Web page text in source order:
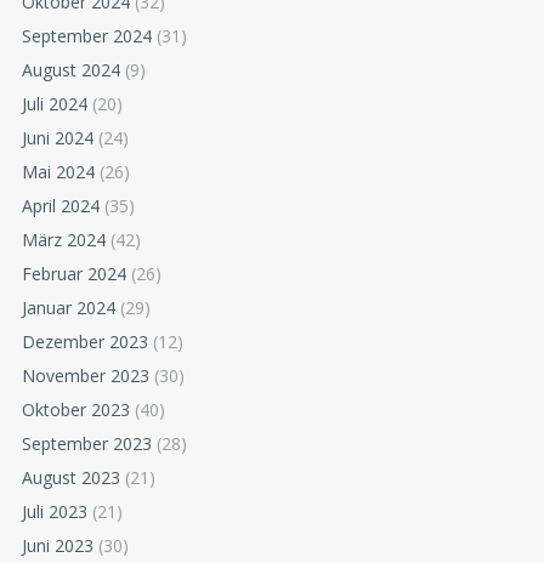
September 2024 (31)
August 2024 (9)
Juli 2024 (20)
Juni 2024 (24)
Mai 2024 (26)
April 2024 (35)
März 2024 (42)
Februar 2024 (26)
Januar 2024 (29)
Dezember 2023 (12)
November 2023 (30)
Oktober 2023 (40)
September 2023 (28)
August 2023 (21)
Juli 2023 (21)
Juni 2023 (30)